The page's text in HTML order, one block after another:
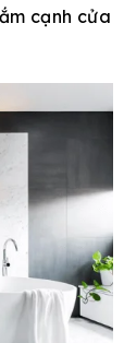
cạnh cửa